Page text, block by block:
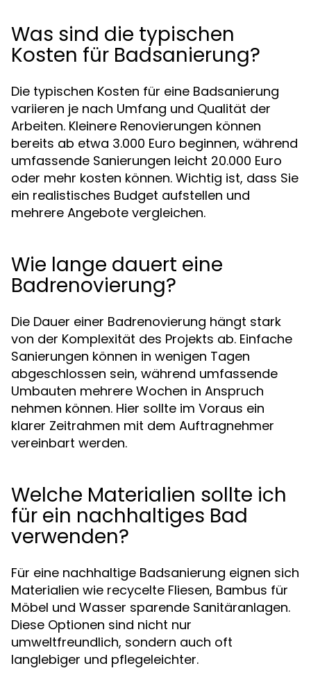
Was sind die typischen
Kosten für Badsanierung?
Die typischen Kosten für eine Badsanierung
variieren je nach Umfang und Qualität der
Arbeiten. Kleinere Renovierungen können
bereits ab etwa 3.000 Euro beginnen, während
umfassende Sanierungen leicht 20.000 Euro
oder mehr kosten können. Wichtig ist, dass Sie
ein realistisches Budget aufstellen und
mehrere Angebote vergleichen.
Wie lange dauert eine
Badrenovierung?
Die Dauer einer Badrenovierung hängt stark
von der Komplexität des Projekts ab. Einfache
Sanierungen können in wenigen Tagen
abgeschlossen sein, während umfassende
Umbauten mehrere Wochen in Anspruch
nehmen können. Hier sollte im Voraus ein
klarer Zeitrahmen mit dem Auftragnehmer
vereinbart werden.
Welche Materialien sollte ich
für ein nachhaltiges Bad
verwenden?
Für eine nachhaltige Badsanierung eignen sich
Materialien wie recycelte Fliesen, Bambus für
Möbel und Wasser sparende Sanitäranlagen.
Diese Optionen sind nicht nur
umweltfreundlich, sondern auch oft
langlebiger und pflegeleichter.